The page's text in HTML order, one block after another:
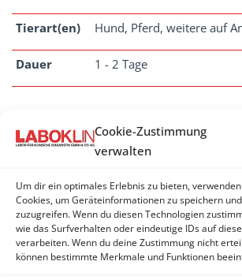
Cookie-Zustimmung
verwalten
Um dir ein optimales Erlebnis zu bieten,
Cookies, um Geräteinformationen zu speichern
zuzugreifen. Wenn du diesen Technologien
wie das Surfverhalten oder eindeutige IDs auf
verarbeiten. Wenn du deine Zustimmung nicht
können bestimmte Merkmale und Funktionen
Tierart(en) Hund, Pferd, weitere auf
Dauer 1 - 2 Tage
TRYPANOSOMEN
Trypanosma equiperdum
Dourine) - Antikörper*
Trypanosoma evansi - Antigen
Trypanosoma evansi - Antikörper